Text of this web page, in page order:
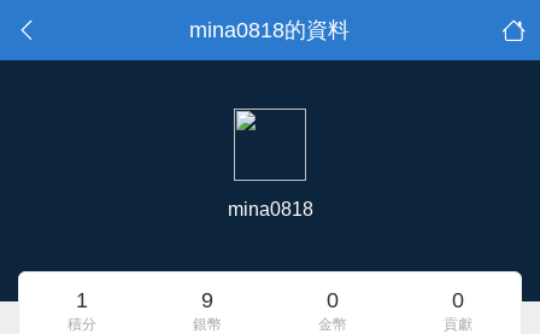
mina0818的資料
mina0818
1
積分
9
銀幣
0
金幣
0
貢獻